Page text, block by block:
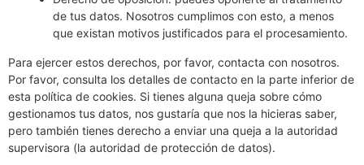
de tus datos. Nosotros cumplimos con esto, a menos
que existan motivos justificados para el procesamiento.
Para ejercer estos derechos, por favor, contacta con nosotros.
Por favor, consulta los detalles de contacto en la parte inferior de
esta política de cookies. Si tienes alguna queja sobre cómo
gestionamos tus datos, nos gustaría que nos la hicieras saber,
pero también tienes derecho a enviar una queja a la autoridad
supervisora (la autoridad de protección de datos).